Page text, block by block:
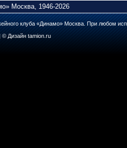
Москва, 1946-2026
клуба «Динамо» Москва. При любом
Дизайн tamion.ru